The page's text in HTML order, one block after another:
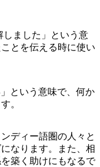
しました」という意
とを伝える時に使い
という意味で、何か
。
ディー語圏の人々と
なります。また、相
築く助けにもなるで